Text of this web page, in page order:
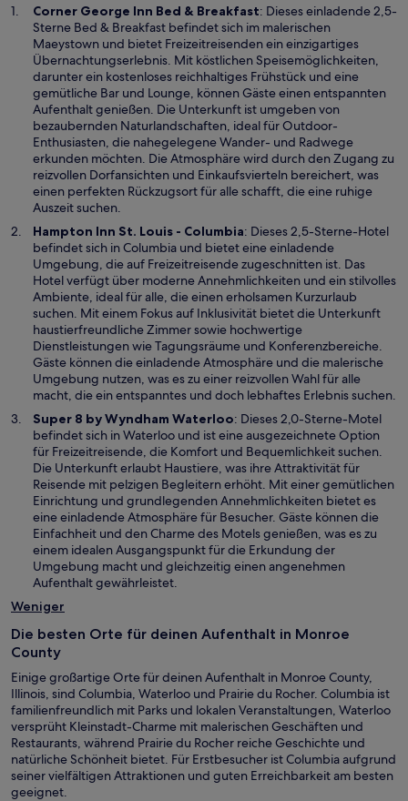
Corner George Inn Bed & BreakfastW
i
r
d
i
n
e
i
n
e
m
n
u
e
n
F
e
n
s
t
e
r
g
e
ö
f
f
n
e
t
: Dieses einladende 2,5-
Sterne Bed & Breakfast befindet sich im malerischen
Maeystown und bietet Freizeitreisenden ein einzigartiges
Übernachtungserlebnis. Mit köstlichen Speisemöglichkeiten,
darunter ein kostenloses reichhaltiges Frühstück und eine
gemütliche Bar und Lounge, können Gäste einen entspannten
Aufenthalt genießen. Die Unterkunft ist umgeben von
bezaubernden Naturlandschaften, ideal für Outdoor-
Enthusiasten, die nahegelegene Wander- und Radwege
erkunden möchten. Die Atmosphäre wird durch den Zugang zu
reizvollen Dorfansichten und Einkaufsvierteln bereichert, was
einen perfekten Rückzugsort für alle schafft, die eine ruhige
Auszeit suchen.
Hampton Inn St. Louis - ColumbiaW
i
r
d
i
n
e
i
n
e
m
n
e
u
e
n
F
e
n
s
t
e
ö
f
n
e
t
: Dieses 2,5-Sterne-Hotel
befindet sich in Columbia und bietet eine einladende
Umgebung, die auf Freizeitreisende zugeschnitten ist. Das
Hotel verfügt über moderne Annehmlichkeiten und ein stilvolles
Ambiente, ideal für alle, die einen erholsamen Kurzurlaub
suchen. Mit einem Fokus auf Inklusivität bietet die Unterkunft
haustierfreundliche Zimmer sowie hochwertige
Dienstleistungen wie Tagungsräume und Konferenzbereiche.
Gäste können die einladende Atmosphäre und die malerische
Umgebung nutzen, was es zu einer reizvollen Wahl für alle
macht, die ein entspanntes und doch lebhaftes Erlebnis suchen.
Super 8 by Wyndham WaterlooW
i
r
d
i
n
e
i
n
e
u
F
e
n
s
t
e
r
: Dieses 2,0-Sterne-Motel
befindet sich in Waterloo und ist eine ausgezeichnete Option
für Freizeitreisende, die Komfort und Bequemlichkeit suchen.
Die Unterkunft erlaubt Haustiere, was ihre Attraktivität für
Reisende mit pelzigen Begleitern erhöht. Mit einer gemütlichen
Einrichtung und grundlegenden Annehmlichkeiten bietet es
eine einladende Atmosphäre für Besucher. Gäste können die
Einfachheit und den Charme des Motels genießen, was es zu
einem idealen Ausgangspunkt für die Erkundung der
Umgebung macht und gleichzeitig einen angenehmen
Aufenthalt gewährleistet.
Weniger
Die besten Orte für deinen Aufenthalt in Monroe
County
Einige großartige Orte für deinen Aufenthalt in Monroe County,
Illinois, sind Columbia, Waterloo und Prairie du Rocher. Columbia ist
familienfreundlich mit Parks und lokalen Veranstaltungen, Waterloo
versprüht Kleinstadt-Charme mit malerischen Geschäften und
Restaurants, während Prairie du Rocher reiche Geschichte und
natürliche Schönheit bietet. Für Erstbesucher ist Columbia aufgrund
seiner vielfältigen Attraktionen und guten Erreichbarkeit am besten
geeignet.